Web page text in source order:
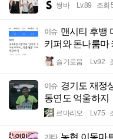
썽바 Lv.89 조회
이슈 맨시티 후뱅
키퍼와 돈나룸마
슬기로움 Lv.92
이슈 경기도 재정
동연도 억울하지
르마리오 Lv.75
기타 농협 이동마